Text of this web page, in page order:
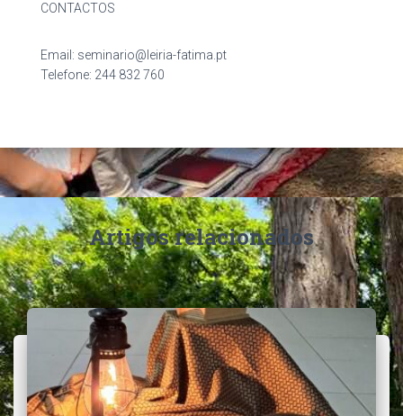
CONTACTOS
Email: seminario@leiria-fatima.pt
Telefone: 244 832 760
Artigos relacionados